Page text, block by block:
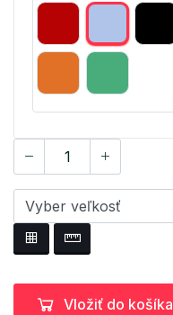
Vložiť do košíka